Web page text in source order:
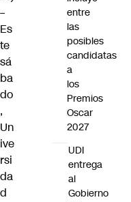
–
Es
te
sá
ba
do
,
Un
ive
rsi
da
d
entre
las
posibles
candidatas
a
los
Premios
Oscar
2027
UDI
entrega
al
Gobierno